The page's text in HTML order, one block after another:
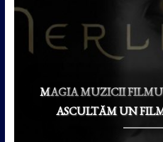
MAGIA MUZICII
ASCULTĂM UN